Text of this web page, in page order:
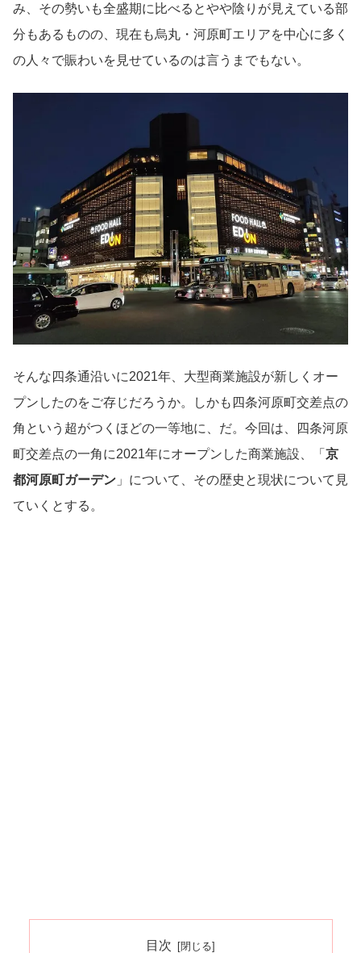
み、その勢いも全盛期に比べるとやや陰りが見えている部
分もあるものの、現在も烏丸・河原町エリアを中心に多く
の人々で賑わいを見せているのは言うまでもない。
そんな四条通沿いに2021年、大型商業施設が新しくオー
プンしたのをご存じだろうか。しかも四条河原町交差点の
角という超がつくほどの一等地に、だ。今回は、四条河原
町交差点の一角に2021年にオープンした商業施設、「 京
都河原町ガーデン 」について、その歴史と現状について見
ていくとする。
目次